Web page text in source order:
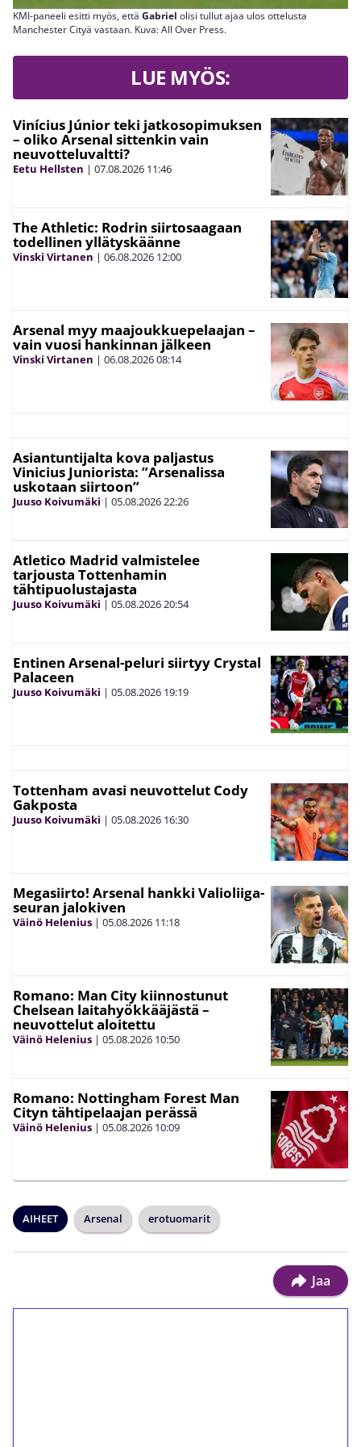
KMI-paneeli esitti myös, että Gabriel olisi tullut ajaa ulos ottelusta
Manchester Cityä vastaan. Kuva: All Over Press.
LUE MYÖS:
Vinícius Júnior teki jatkosopimuksen
– oliko Arsenal sittenkin vain
neuvotteluvaltti?
Eetu Hellsten | 07.08.2026 11:46
The Athletic: Rodrin siirtosaagaan
todellinen yllätyskäänne
Vinski Virtanen | 06.08.2026 12:00
Arsenal myy maajoukkuepelaajan –
vain vuosi hankinnan jälkeen
Vinski Virtanen | 06.08.202608:14
Asiantuntijalta kova paljastus
Vinicius Juniorista: ”Arsenalissa
uskotaan siirtoon”
Juuso Koivumäki | 05.08.202622:26
Atletico Madrid valmistelee
tarjousta Tottenhamin
tähtipuolustajasta
Juuso Koivumäki | 05.08.202620:54
Entinen Arsenal-peluri siirtyy Crystal
Palaceen
Juuso Koivumäki | 05.08.2026 19:19
Tottenham avasi neuvottelut Cody
Gakposta
Juuso Koivumäki | 05.08.2026 16:30
Megasiirto! Arsenal hankki Valioliiga-
seuran jalokiven
Väinö Helenius | 05.08.2026 11:18
Romano: Man City kiinnostunut
Chelsean laitahyökkääjästä –
neuvottelut aloitettu
Väinö Helenius | 05.08.2026 10:50
Romano: Nottingham Forest Man
Cityn tähtipelaajan perässä
Väinö Helenius | 05.08.2026 10:09
AIHEET Arsenal erotuomarit
Jaa